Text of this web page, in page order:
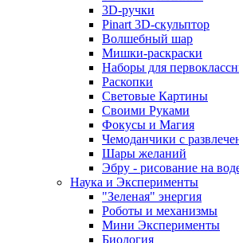
3D-ручки
Pinart 3D-скульптор
Волшебный шар
Мишки-раскраски
Наборы для
Раскопки
Световые Картины
Своими Руками
Фокусы и Магия
Чемоданчики с
Шары желаний
Эбру - рисование на
Наука и Эксперименты
"Зеленая" энергия
Роботы и механизмы
Мини Эксперименты
Биология